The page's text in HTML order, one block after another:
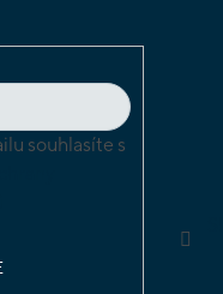
souhlasíte s